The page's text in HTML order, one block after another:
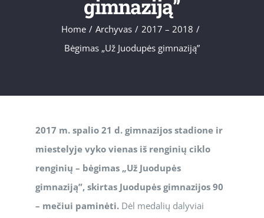
gimnaziją”
Home / Archyvas / 2017 – 2018 /
Bėgimas „Už Juodupės gimnaziją”
2017 m. spalio 21 d. gimnazijos stadione ir
miestelyje vyko vienas iš renginių ciklo
renginių – bėgimas „Už Juodupės
gimnaziją”, skirtas Juodupės gimnazijos 90
– mečiui paminėti. Dėl medalių dalyviai